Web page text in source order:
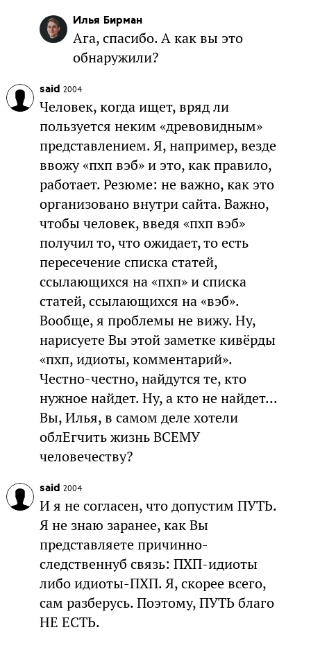
Илья Бирман
Ага, спасибо. А как вы это
обнаружили?
said 2004
Человек, когда ищет, вряд ли
пользуется неким «древовидным»
представлением. Я, например, везде
ввожу «пхп вэб» и это, как правило,
работает. Резюме: не важно, как это
организовано внутри сайта. Важно,
чтобы человек, введя «пхп вэб»
получил то, что ожидает, то есть
пересечение списка статей,
ссылающихся на «пхп» и списка
статей, ссылающихся на «вэб».
Вообще, я проблемы не вижу. Ну,
нарисуете Вы этой заметке кивёрды
«пхп, идиоты, комментарий».
Честно-честно, найдутся те, кто
нужное найдет. Ну, а кто не найдет...
Вы, Илья, в самом деле хотели
облЕгчить жизнь ВСЕМУ
человечеству?
said 2004
И я не согласен, что допустим ПУТЬ.
Я не знаю заранее, как Вы
представляете причинно-
следственнуб связь: ПХП-идиоты
либо идиоты-ПХП. Я, скорее всего,
сам разберусь. Поэтому, ПУТЬ благо
НЕ ЕСТЬ.